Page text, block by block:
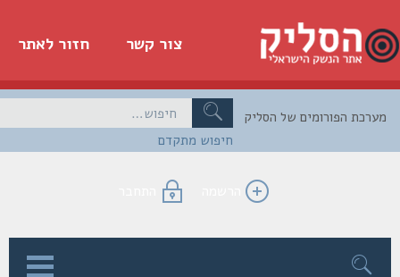
חזור לאתר צור קשר
חיפוש מתקדם
הפורומים של הסליק
הרשמה התחבר